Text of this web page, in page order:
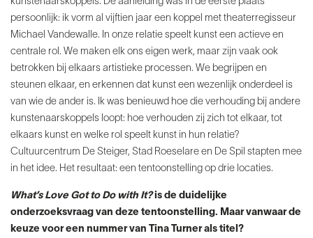
persoonlijk: ik vorm al vijftien jaar een koppel met theaterregisseur
Michael Vandewalle. In onze relatie speelt kunst een actieve en
centrale rol. We maken elk ons eigen werk, maar zijn vaak ook
betrokken bij elkaars artistieke processen. We begrijpen en
steunen elkaar, en erkennen dat kunst een wezenlijk onderdeel is
van wie de ander is. Ik was benieuwd hoe die verhouding bij andere
kunstenaarskoppels loopt: hoe verhouden zij zich tot elkaar, tot
elkaars kunst en welke rol speelt kunst in hun relatie?
Cultuurcentrum De Steiger, Stad Roeselare en De Spil stapten mee
in het idee. Het resultaat: een tentoonstelling op drie locaties.
What’s Love Got to Do with It?is de duidelijke
onderzoeksvraag van deze tentoonstelling. Maar vanwaar de
keuze voor een nummer van Tina Turner als titel?